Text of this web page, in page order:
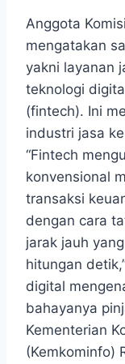
Anggota
mengatakan
yakni layanan
teknologi
(fintech). Ini
industri jasa
“Fintech
konvensional
transaksi
dengan cara
jarak jauh
hitungan
digital
bahayanya
Kementerian
(Kemkominfo)